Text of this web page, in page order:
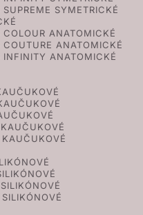
SUPREME SYMETRICKÉ
COLOUR ANATOMICKÉ
COUTURE ANATOMICKÉ
INFINITY ANATOMICKÉ